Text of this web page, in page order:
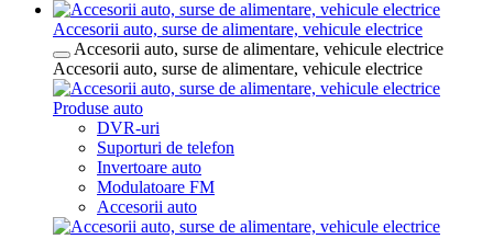
Accesorii auto, surse de alimentare, vehicule electrice
Accesorii auto, surse de alimentare, vehicule electrice
Accesorii auto, surse de alimentare, vehicule electrice
Produse auto
DVR-uri
Suporturi de telefon
Invertoare auto
Modulatoare FM
Accesorii auto